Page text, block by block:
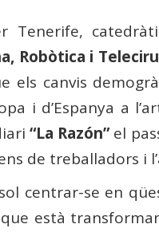
Tenerife,
Robòtica i
els canvis
i d’Espanya a
“La Razón”el
de treballadors i
centrar-se en
està